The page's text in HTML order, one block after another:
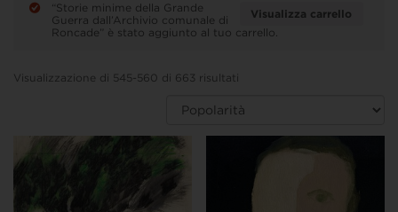
Visualizza carrello
“Storie minime della Grande
Guerra dall’Archivio comunale di
Roncade” è stato aggiunto al tuo carrello.
Visualizzazione di 545-560 di 663 risultati